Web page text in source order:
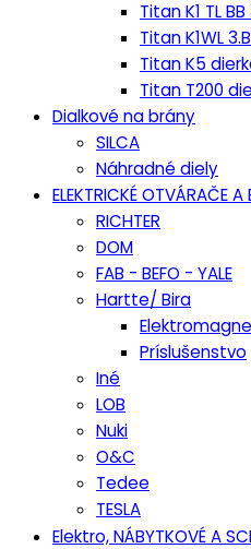
Titan K1 TL
Titan K1WL
Titan K5
Titan T200
Dialkové na brány
SILCA
Náhradné diely
ELEKTRICKÉ OTVÁRAČE A
RICHTER
DOM
FAB - BEFO - YALE
Hartte/ Bira
Príslušenstvo
Iné
LOB
Nuki
O&C
Tedee
TESLA
Elektro, NÁBYTKOVÉ A